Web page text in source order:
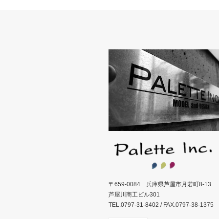
〒659-0084 兵庫県芦屋市月若町8-13
芦屋川商工ビル301
TEL.0797-31-8402 / FAX.0797-38-1375